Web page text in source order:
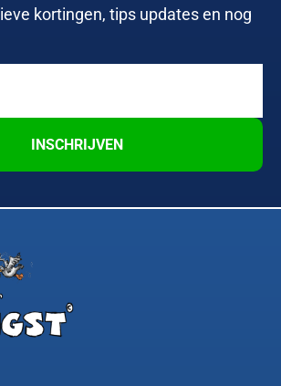
kortingen, tips updates en nog
INSCHRIJVEN